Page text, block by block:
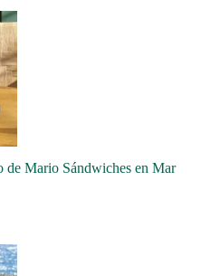
de Mario Sándwiches en Mar